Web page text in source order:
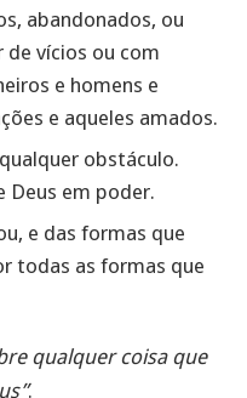
abandonados, ou
de vícios ou com
e homens e
e aqueles amados.
obstáculo.
Deus em poder.
e das formas que
todas as formas que
qualquer coisa que
.